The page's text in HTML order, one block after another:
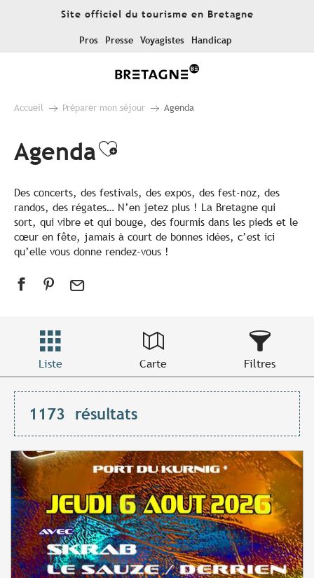
Site officiel du tourisme en Bretagne
Pros Presse Voyagistes Handicap
Accueil Préparer mon séjour Agenda
AgendaAjouter aux favoris
Des concerts, des festivals, des expos, des fest-noz, des
randos, des régates… N’en jetez plus ! La Bretagne qui
sort, qui vibre et qui bouge, des fourmis dans les pieds et le
cœur en fête, jamais à court de bonnes idées, c’est ici
qu’elle vous donne rendez-vous !
Liste Carte Filtres
1173 résultats